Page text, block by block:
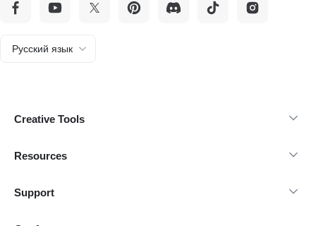
Русский язык
Creative Tools
Resources
Support